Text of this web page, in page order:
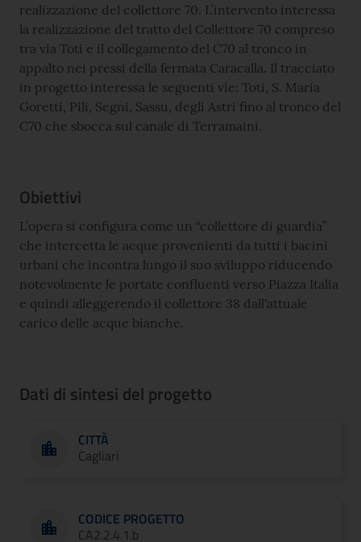
realizzazione del collettore 70. L’intervento interessa
la realizzazione del tratto del Collettore 70 compreso
tra via Toti e il collegamento del C70 al tronco in
appalto nei pressi della fermata Caracalla. Il tracciato
in progetto interessa le seguenti vie: Toti, S. Maria
Goretti, Pili, Segni, Sassu, degli Astri fino al tronco del
C70 che sbocca sul canale di Terramaini.
Obiettivi
L’opera si configura come un “collettore di guardia”
che intercetta le acque provenienti da tutti i bacini
urbani che incontra lungo il suo sviluppo riducendo
notevolmente le portate confluenti verso Piazza Italia
e quindi alleggerendo il collettore 38 dall'attuale
carico delle acque bianche.
Dati di sintesi del progetto
CITTÀ
Cagliari
CODICE PROGETTO
CA2.2.4.1.b